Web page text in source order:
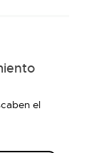
el